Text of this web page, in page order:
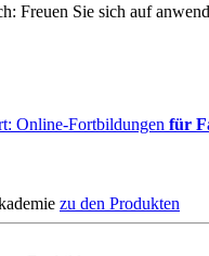
Freuen Sie sich auf
Online-Fortbildungen für
zu den Produkten